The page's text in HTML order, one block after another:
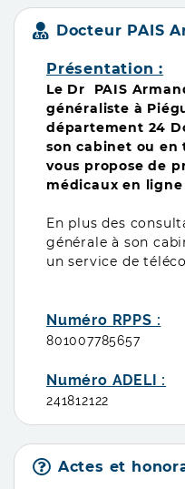
Docteur PAIS
Présentation :
Le Dr PAIS
généraliste à
département 24
son cabinet ou
vous propose de
médicaux en
En plus des
générale à son
un service de
Numéro RPPS :
801007785657
Numéro ADELI :
241812122
Actes et